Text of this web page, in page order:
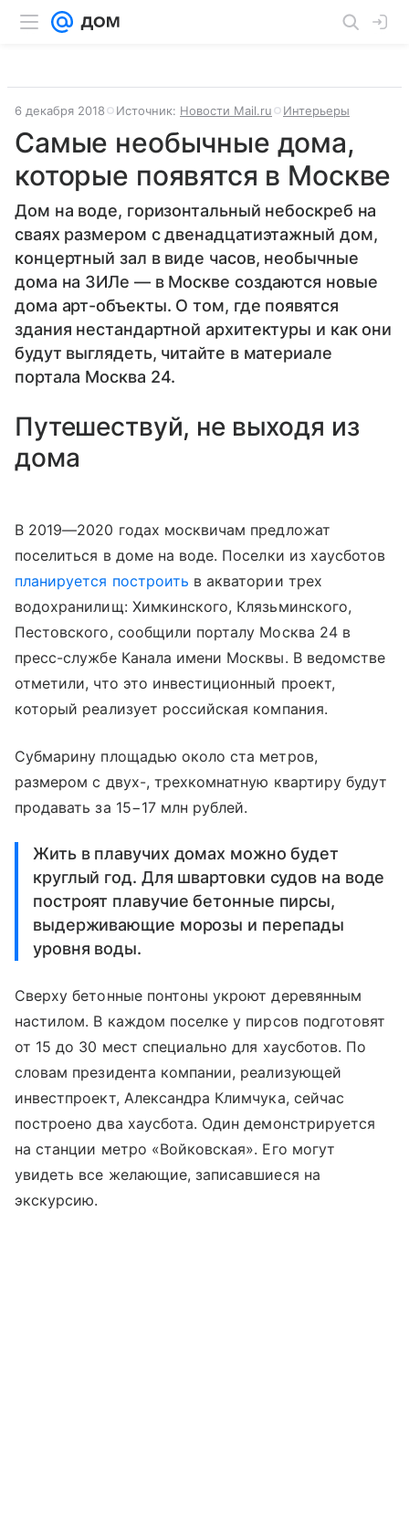
6 декабря 2018 Источник: Новости Mail.ru Интерьеры
Самые необычные дома,
которые появятся в Москве
Дом на воде, горизонтальный небоскреб на
сваях размером с двенадцатиэтажный дом,
концертный зал в виде часов, необычные
дома на ЗИЛе — в Москве создаются новые
дома арт-объекты. О том, где появятся
здания нестандартной архитектуры и как они
будут выглядеть, читайте в материале
портала Москва 24.
Путешествуй, не выходя из
дома
В 2019—2020 годах москвичам предложат
поселиться в доме на воде. Поселки из хаусботов
планируется построить в акватории трех
водохранилищ: Химкинского, Клязьминского,
Пестовского, сообщили порталу Москва 24 в
пресс-службе Канала имени Москвы. В ведомстве
отметили, что это инвестиционный проект,
который реализует российская компания.
Субмарину площадью около ста метров,
размером с двух-, трехкомнатную квартиру будут
продавать за 15−17 млн рублей.
Жить в плавучих домах можно будет
круглый год. Для швартовки судов на воде
построят плавучие бетонные пирсы,
выдерживающие морозы и перепады
уровня воды.
Сверху бетонные понтоны укроют деревянным
настилом. В каждом поселке у пирсов подготовят
от 15 до 30 мест специально для хаусботов. По
словам президента компании, реализующей
инвестпроект, Александра Климчука, сейчас
построено два хаусбота. Один демонстрируется
на станции метро «Войковская». Его могут
увидеть все желающие, записавшиеся на
экскурсию.